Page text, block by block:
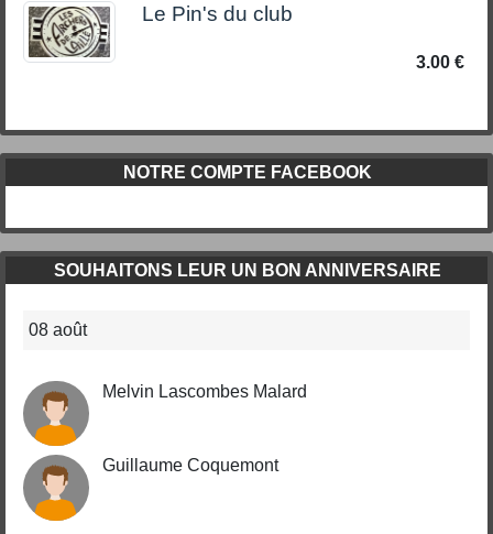
Le Pin's du club
3.00 €
NOTRE COMPTE FACEBOOK
SOUHAITONS LEUR UN BON ANNIVERSAIRE
08 août
Melvin Lascombes Malard
Guillaume Coquemont